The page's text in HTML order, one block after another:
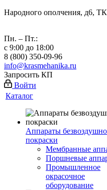
Народного ополчения, д6,
Пн. – Пт.:
с 9:00 до 18:00
8 (800) 350-09-96
info@krasmehanika.ru
Запросить КП
Войти
Каталог
Аппараты
покраски
Мембранные
Поршневые
Промышленное
окрасочное
оборудование